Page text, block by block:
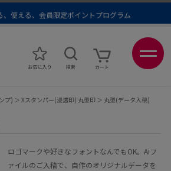
使える、会員限定ポイントプログラム
/ 宅配便3,500円以上のお買い物で送料無料
スタンプをシヤチハタがレコメンド
プ) ＞ Xスタンパー(浸透印) 丸型印＞ 丸型(データ入稿)
ロゴマークや好きなフォントなんでもOK。Aiフ
ァイルのご入稿で、自作のオリジナルデータを